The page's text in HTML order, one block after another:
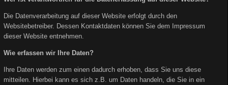
Die Datenverarbeitung auf dieser Website erfolgt durch den
Websitebetreiber. Dessen Kontaktdaten können Sie dem Impressum
dieser Website entnehmen.
Wie erfassen wir Ihre Daten?
Ihre Daten werden zum einen dadurch erhoben, dass Sie uns diese
mitteilen. Hierbei kann es sich z.B. um Daten handeln, die Sie in ein